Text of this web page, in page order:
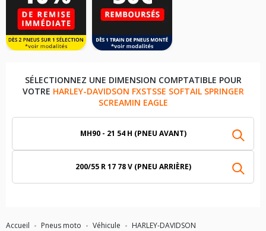
Accueil Pneus moto Véhicule
HARLEY-DAVIDSON
SÉLECTIONNEZ UNE DIMENSION COMPTATIBLE POUR
VOTRE HARLEY-DAVIDSON FXSTSSE SOFTAIL SPRINGER
SCREAMIN EAGLE
MH90 - 21 54 H (PNEU AVANT)
200/55 R 17 78 V (PNEU ARRIÈRE)